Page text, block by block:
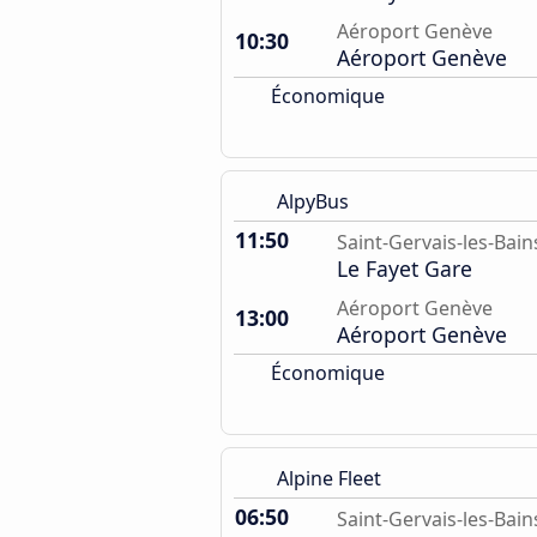
10:30
Aéroport Genève
Aéroport Genève
Économique
AlpyBus
11:50 Saint-Gervais-les-
Le Fayet Gare
13:00
Aéroport Genève
Aéroport Genève
Économique
Alpine Fleet
06:50 Saint-Gervais-les-